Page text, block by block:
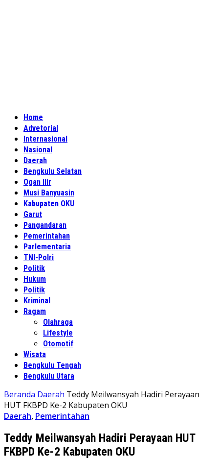
Home
Advetorial
Internasional
Nasional
Daerah
Bengkulu Selatan
Ogan Ilir
Musi Banyuasin
Kabupaten OKU
Garut
Pangandaran
Pemerintahan
Parlementaria
TNI-Polri
Politik
Hukum
Politik
Kriminal
Ragam
Olahraga
Lifestyle
Otomotif
Wisata
Bengkulu Tengah
Bengkulu Utara
Beranda Daerah Teddy Meilwansyah Hadiri Perayaan
HUT FKBPD Ke-2 Kabupaten OKU
Daerah, Pemerintahan
Teddy Meilwansyah Hadiri Perayaan HUT
FKBPD Ke-2 Kabupaten OKU